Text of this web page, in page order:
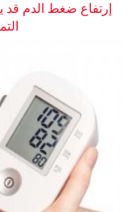
إرتفاع ضغط الدم